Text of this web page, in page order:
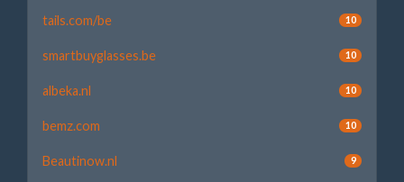
tails.com/be 10
smartbuyglasses.be 10
albeka.nl 10
bemz.com 10
Beautinow.nl 9